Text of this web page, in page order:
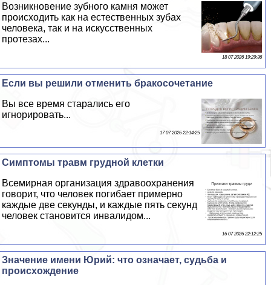
Возникновение зубного камня может
происходить как на естественных зубах
человека, так и на искусственных
протезах...
18 07 2026 19:29:36
Если вы решили отменить бpaкосочетание
Вы все время старались его
игнорировать...
17 07 2026 22:14:25
Симптомы травм грудной клетки
Всемирная организация здравоохранения
говорит, что человек погибает примерно
каждые две секунды, и каждые пять секунд
человек становится инвалидом...
16 07 2026 22:12:25
Значение имени Юрий: что означает, судьба и
происхождение